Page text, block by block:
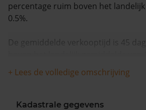
percentage ruim boven het
0.5%.
De gemiddelde verkooptijd is 45
De gemiddelde huizenprijs is
gemiddelde woningwaarde met
+ Lees de volledige omschrijving
Kadastrale gegevens